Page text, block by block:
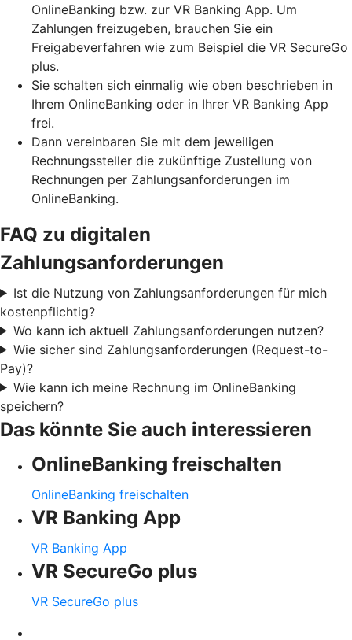
OnlineBanking bzw. zur VR Banking App. Um
Zahlungen freizugeben, brauchen Sie ein
Freigabeverfahren wie zum Beispiel die VR SecureGo
plus.
Sie schalten sich einmalig wie oben beschrieben in
Ihrem OnlineBanking oder in Ihrer VR Banking App
frei.
Dann vereinbaren Sie mit dem jeweiligen
Rechnungssteller die zukünftige Zustellung von
Rechnungen per Zahlungsanforderungen im
OnlineBanking.
FAQ zu digitalen
Zahlungsanforderungen
Ist die Nutzung von Zahlungsanforderungen für mich
kostenpflichtig?
Wo kann ich aktuell Zahlungsanforderungen nutzen?
Wie sicher sind Zahlungsanforderungen (Request-to-
Pay)?
Wie kann ich meine Rechnung im OnlineBanking
speichern?
Das könnte Sie auch interessieren
OnlineBanking freischalten
OnlineBanking freischalten
VR Banking App
VR Banking App
VR SecureGo plus
VR SecureGo plus